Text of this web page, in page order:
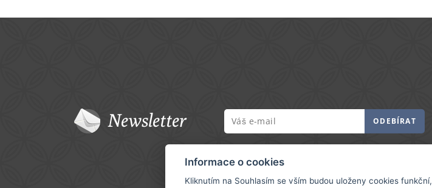
Newsletter ODEBÍRAT
Informace o cookies
Kliknutím na Souhlasím se vším budou uloženy cookies funkční,